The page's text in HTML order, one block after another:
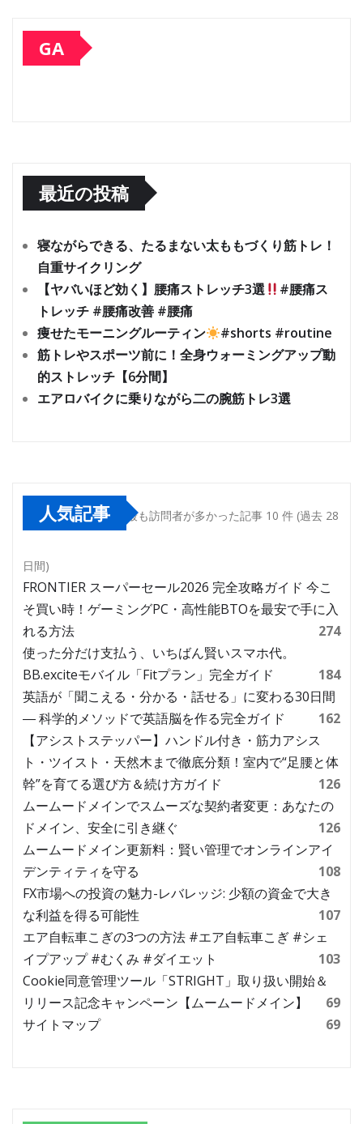
GA
最近の投稿
寝ながらできる、たるまない太ももづくり筋トレ！
自重サイクリング
【ヤバいほど効く】腰痛ストレッチ3選
#腰痛ス
トレッチ #腰痛改善 #腰痛
痩せたモーニングルーティン
#shorts #routine
筋トレやスポーツ前に！全身ウォーミングアップ動
的ストレッチ【6分間】
エアロバイクに乗りながら二の腕筋トレ3選
人気記事 最も訪問者が多かった記事 10 件 (過去 28
日間)
FRONTIER スーパーセール2026 完全攻略ガイド 今こ
そ買い時！ゲーミングPC・高性能BTOを最安で手に入
れる方法
274
使った分だけ支払う、いちばん賢いスマホ代。
BB.exciteモバイル「Fitプラン」完全ガイド
184
英語が「聞こえる・分かる・話せる」に変わる30日間
― 科学的メソッドで英語脳を作る完全ガイド
162
【アシストステッパー】ハンドル付き・筋力アシス
ト・ツイスト・天然木まで徹底分類！室内で“足腰と体
幹”を育てる選び方＆続け方ガイド
126
ムームードメインでスムーズな契約者変更：あなたの
ドメイン、安全に引き継ぐ
126
ムームードメイン更新料：賢い管理でオンラインアイ
デンティティを守る
108
FX市場への投資の魅力-レバレッジ: 少額の資金で大き
な利益を得る可能性
107
エア自転車こぎの3つの方法 #エア自転車こぎ #シェ
イプアップ #むくみ #ダイエット
103
Cookie同意管理ツール「STRIGHT」取り扱い開始＆
リリース記念キャンペーン【ムームードメイン】
69
サイトマップ
69